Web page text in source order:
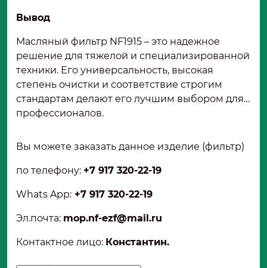
Вывод
Масляный фильтр NF1915 – это надежное
решение для тяжелой и специализированной
техники. Его универсальность, высокая
степень очистки и соответствие строгим
стандартам делают его лучшим выбором для
профессионалов.
Вы можете заказать данное изделие (фильтр)
по телефону: +7 917 320-22-19
Whats App: +7 917 320-22-19
Эл.почта: mop.nf-ezf@mail.ru
Контактное лицо: Константин.